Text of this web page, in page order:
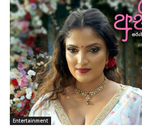
Entertainment